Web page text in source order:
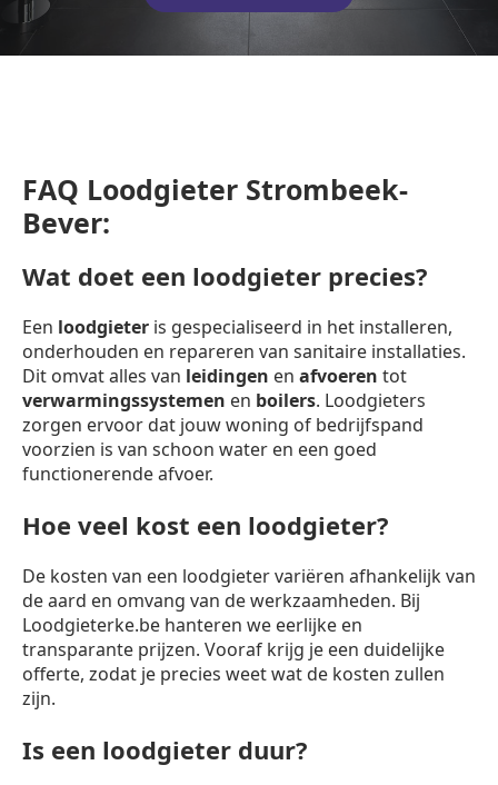
FAQ Loodgieter Strombeek-
Bever:
Wat doet een loodgieter precies?
Een loodgieter is gespecialiseerd in het installeren,
onderhouden en repareren van sanitaire installaties.
Dit omvat alles van leidingen en afvoeren tot
verwarmingssystemen en boilers. Loodgieters
zorgen ervoor dat jouw woning of bedrijfspand
voorzien is van schoon water en een goed
functionerende afvoer.
Hoe veel kost een loodgieter?
De kosten van een loodgieter variëren afhankelijk van
de aard en omvang van de werkzaamheden. Bij
Loodgieterke.be hanteren we eerlijke en
transparante prijzen. Vooraf krijg je een duidelijke
offerte, zodat je precies weet wat de kosten zullen
zijn.
Is een loodgieter duur?